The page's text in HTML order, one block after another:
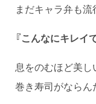
まだキャラ弁も流
『こんなにキレイ
息をのむほど美し
巻き寿司がならん